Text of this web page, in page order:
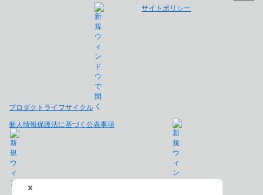
プロダクトライフサイクル
サイトポリシー
個人情報保護法に基づく公表事項